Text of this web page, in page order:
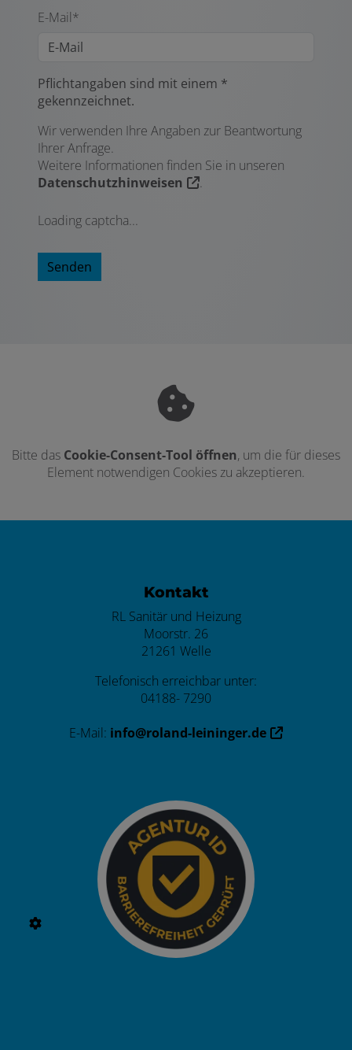
E-Mail*
Pflichtangaben sind mit einem *
gekennzeichnet.
Wir verwenden Ihre Angaben zur Beantwortung
Ihrer Anfrage.
Weitere Informationen finden Sie in unseren
Datenschutzhinweisen
.
Loading captcha...
Senden
Bitte das Cookie-Consent-Tool öffnen, um die für dieses
Element notwendigen Cookies zu akzeptieren.
Kontakt
RL Sanitär und Heizung
Moorstr. 26
21261 Welle
Telefonisch erreichbar unter:
04188- 7290
E-Mail: info@roland-leininger.de